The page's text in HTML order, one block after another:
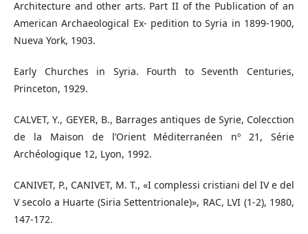
Architecture and other arts. Part II of the Publication of an
American Archaeological Ex- pedition to Syria in 1899-1900,
Nueva York, 1903.
Early Churches in Syria. Fourth to Seventh Centuries,
Princeton, 1929.
CALVET, Y., GEYER, B., Barrages antiques de Syrie, Colecction
de la Maison de l’Orient Méditerranéen nº 21, Série
Archéologique 12, Lyon, 1992.
CANIVET, P., CANIVET, M. T., «I complessi cristiani del IV e del
V secolo a Huarte (Siria Settentrionale)», RAC, LVI (1-2), 1980,
147-172.